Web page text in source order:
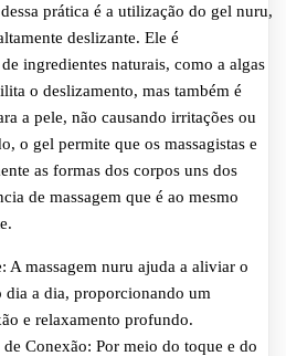
prática é a utilização do gel nuru,
deslizante. Ele é
ingredientes naturais, como a algas
o deslizamento, mas também é
a pele, não causando irritações ou
o gel permite que os massagistas e
as formas dos corpos uns dos
de massagem que é ao mesmo
A massagem nuru ajuda a aliviar o
dia a dia, proporcionando um
e relaxamento profundo.
de Conexão: Por meio do toque e do